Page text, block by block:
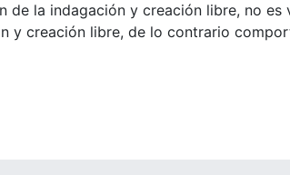
de la indagación y creación libre, no
y creación libre, de lo contrario